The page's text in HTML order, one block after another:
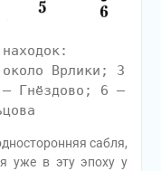
Врлики; 3
Гнёздово; 6 —
сабля,
уже в эту эпоху у